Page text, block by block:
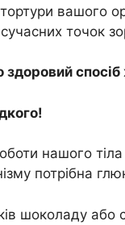
вашого
сучасних точок
спосіб
нашого
потрібна
шоколаду або